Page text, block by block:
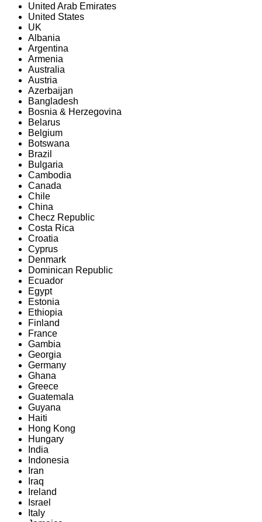
United Arab Emirates
United States
UK
Albania
Argentina
Armenia
Australia
Austria
Azerbaijan
Bangladesh
Bosnia & Herzegovina
Belarus
Belgium
Botswana
Brazil
Bulgaria
Cambodia
Canada
Chile
China
Checz Republic
Costa Rica
Croatia
Cyprus
Denmark
Dominican Republic
Ecuador
Egypt
Estonia
Ethiopia
Finland
France
Gambia
Georgia
Germany
Ghana
Greece
Guatemala
Guyana
Haiti
Hong Kong
Hungary
India
Indonesia
Iran
Iraq
Ireland
Israel
Italy